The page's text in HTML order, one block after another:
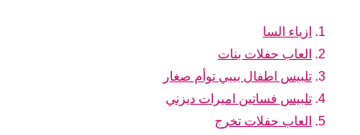
ازياء السا
العاب حفلات بنات
تلبيس اطفال بيبي توأم صغار
تلبيس فساتين اميرات ديزني
العاب حفلات تخرج